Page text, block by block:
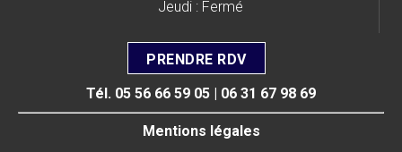
Jeudi : Fermé
PRENDRE RDV
Tél. 05 56 66 59 05 | 06 31 67 98 69
Mentions légales